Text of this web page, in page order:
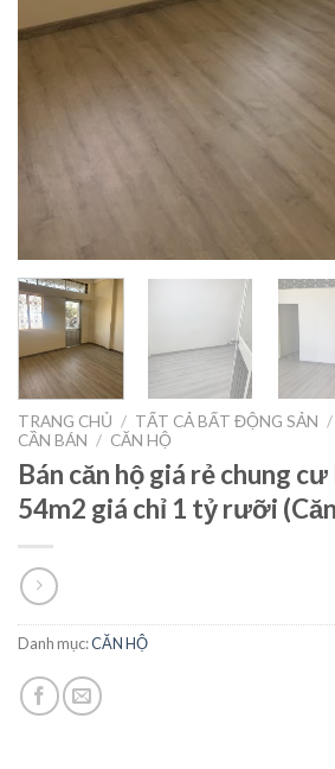
TRANG CHỦ / TẤT CẢ BẤT ĐỘNG SẢN /
CẦN BÁN / CĂN HỘ
Bán căn hộ giá rẻ chung
54m2 giá chỉ 1 tỷ rưỡi
Danh mục:CĂN HỘ